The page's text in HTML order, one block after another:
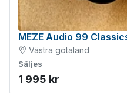
MEZE Audio 99
Västra götaland
Säljes
1 995 kr